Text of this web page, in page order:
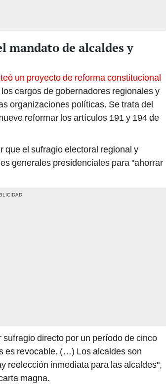
mandato de alcaldes y
un proyecto de reforma constitucional
cargos de gobernadores regionales y
organizaciones políticas. Se trata del
reformar los artículos 191 y 194 de
que el sufragio electoral regional y
generales presidenciales para "ahorrar
directo por un período de cinco
es revocable. (…) Los alcaldes son
reelección inmediata para las alcaldes",
magna.